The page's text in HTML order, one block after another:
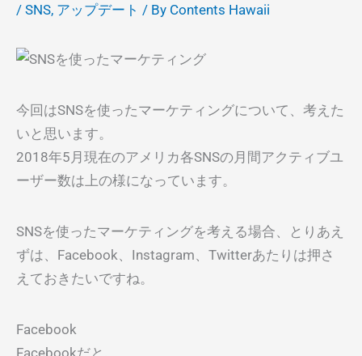
/ SNS, アップデート / By Contents Hawaii
今回はSNSを使ったマーケティングについて、考えた
いと思います。
2018年5月現在のアメリカ各SNSの月間アクティブユ
ーザー数は上の様になっています。
SNSを使ったマーケティングを考える場合、とりあえ
ずは、Facebook、Instagram、Twitterあたりは押さ
えておきたいですね。
Facebook
Facebookだと、